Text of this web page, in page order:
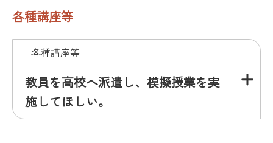
各種講座等
各種講座等
教員を高校へ派遣し、模擬授業を実
施してほしい。